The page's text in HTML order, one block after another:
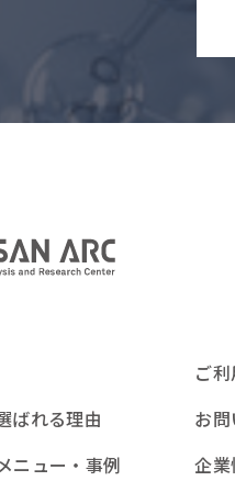
ばれる理由
ニュー・事例
ご
お
企